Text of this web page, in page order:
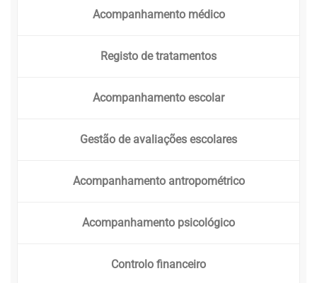
Acompanhamento médico
Registo de tratamentos
Acompanhamento escolar
Gestão de avaliações escolares
Acompanhamento antropométrico
Acompanhamento psicológico
Controlo financeiro